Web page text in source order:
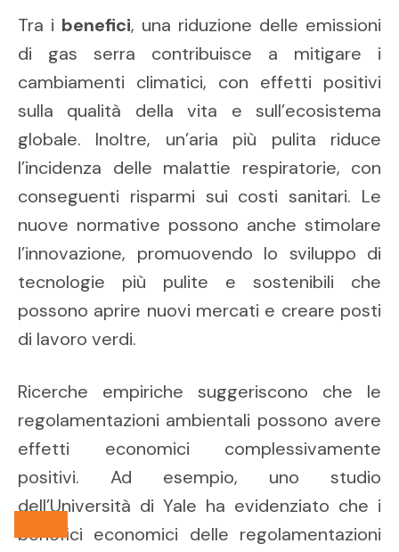
Tra i benefici, una riduzione delle emissioni
di gas serra contribuisce a mitigare i
cambiamenti climatici, con effetti positivi
sulla qualità della vita e sull’ecosistema
globale. Inoltre, un’aria più pulita riduce
l’incidenza delle malattie respiratorie, con
conseguenti risparmi sui costi sanitari. Le
nuove normative possono anche stimolare
l’innovazione, promuovendo lo sviluppo di
tecnologie più pulite e sostenibili che
possono aprire nuovi mercati e creare posti
di lavoro verdi.
Ricerche empiriche suggeriscono che le
regolamentazioni ambientali possono avere
effetti economici complessivamente
positivi. Ad esempio, uno studio
dell’Università di Yale ha evidenziato che i
benefici economici delle regolamentazioni